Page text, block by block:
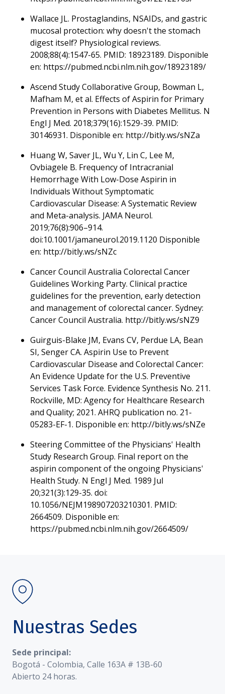
Wallace JL. Prostaglandins, NSAIDs, and gastric
mucosal protection: why doesn't the stomach
digest itself? Physiological reviews.
2008;88(4):1547-65. PMID: 18923189. Disponible
en: https://pubmed.ncbi.nlm.nih.gov/18923189/
Ascend Study Collaborative Group, Bowman L,
Mafham M, et al. Effects of Aspirin for Primary
Prevention in Persons with Diabetes Mellitus. N
Engl J Med. 2018;379(16):1529-39. PMID:
30146931. Disponible en: http://bitly.ws/sNZa
Huang W, Saver JL, Wu Y, Lin C, Lee M,
Ovbiagele B. Frequency of Intracranial
Hemorrhage With Low-Dose Aspirin in
Individuals Without Symptomatic
Cardiovascular Disease: A Systematic Review
and Meta-analysis. JAMA Neurol.
2019;76(8):906–914.
doi:10.1001/jamaneurol.2019.1120 Disponible
en: http://bitly.ws/sNZc
Cancer Council Australia Colorectal Cancer
Guidelines Working Party. Clinical practice
guidelines for the prevention, early detection
and management of colorectal cancer. Sydney:
Cancer Council Australia. http://bitly.ws/sNZ9
Guirguis-Blake JM, Evans CV, Perdue LA, Bean
SI, Senger CA. Aspirin Use to Prevent
Cardiovascular Disease and Colorectal Cancer:
An Evidence Update for the U.S. Preventive
Services Task Force. Evidence Synthesis No. 211.
Rockville, MD: Agency for Healthcare Research
and Quality; 2021. AHRQ publication no. 21-
05283-EF-1. Disponible en: http://bitly.ws/sNZe
Steering Committee of the Physicians' Health
Study Research Group. Final report on the
aspirin component of the ongoing Physicians'
Health Study. N Engl J Med. 1989 Jul
20;321(3):129-35. doi:
10.1056/NEJM198907203210301. PMID:
2664509. Disponible en:
https://pubmed.ncbi.nlm.nih.gov/2664509/
Nuestras Sedes
Sede principal:
Bogotá - Colombia, Calle 163A # 13B-60
Abierto 24 horas.